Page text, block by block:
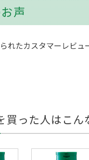
声
れたカスタマーレビュ
買った人はこん